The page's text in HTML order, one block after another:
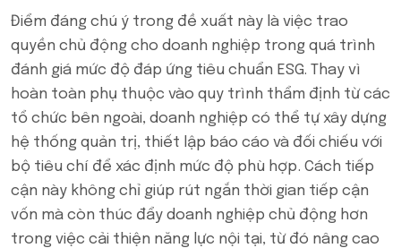
Điểm đáng chú ý trong đề xuất này là việc trao
quyền chủ động cho doanh nghiệp trong quá trình
đánh giá mức độ đáp ứng tiêu chuẩn ESG. Thay vì
hoàn toàn phụ thuộc vào quy trình thẩm định từ các
tổ chức bên ngoài, doanh nghiệp có thể tự xây dựng
hệ thống quản trị, thiết lập báo cáo và đối chiếu với
bộ tiêu chí để xác định mức độ phù hợp. Cách tiếp
cận này không chỉ giúp rút ngắn thời gian tiếp cận
vốn mà còn thúc đẩy doanh nghiệp chủ động hơn
trong việc cải thiện năng lực nội tại, từ đó nâng cao